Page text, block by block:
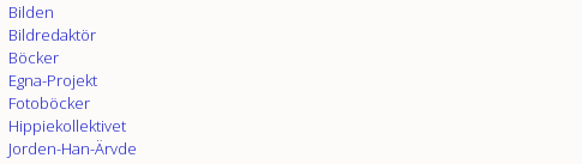
Bilden
Bildredaktör
Böcker
Egna-Projekt
Fotoböcker
Hippiekollektivet
Jorden-Han-Ärvde